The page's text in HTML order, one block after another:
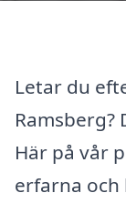
Letar du
Här på vår
erfarna